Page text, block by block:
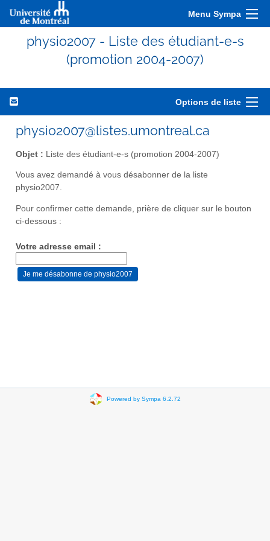
Menu Sympa
physio2007 - Liste des étudiant-e-s
(promotion 2004-2007)
Options de liste
physio2007@listes.umontreal.ca
Objet : Liste des étudiant-e-s (promotion 2004-2007)
Vous avez demandé à vous désabonner de la liste
physio2007.
Pour confirmer cette demande, prière de cliquer sur le bouton
ci-dessous :
Votre adresse email :
Powered by Sympa 6.2.72